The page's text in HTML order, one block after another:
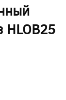
HLOB25